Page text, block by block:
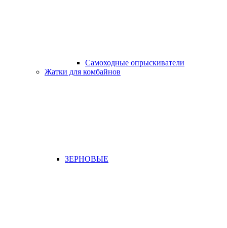
Самоходные опрыскиватели
Жатки для комбайнов
ЗЕРНОВЫЕ